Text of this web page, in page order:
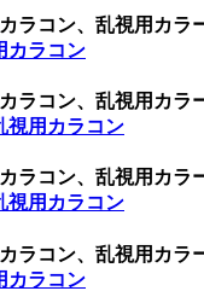
ラコン、乱視用カ
カラコン
ラコン、乱視用カ
視用カラコン
ラコン、乱視用カ
視用カラコン
ラコン、乱視用カ
カラコン